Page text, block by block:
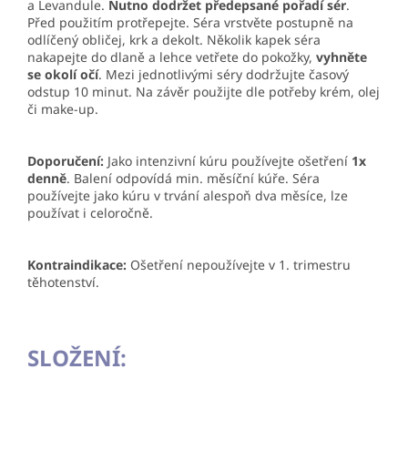
a Levandule. Nutno dodržet předepsané pořadí sér.
Před použitím protřepejte. Séra vrstvěte postupně na
odlíčený obličej, krk a dekolt. Několik kapek séra
nakapejte do dlaně a lehce vetřete do pokožky, vyhněte
se okolí očí. Mezi jednotlivými séry dodržujte časový
odstup 10 minut. Na závěr použijte dle potřeby krém, olej
či make-up.
Doporučení: Jako intenzivní kúru používejte ošetření 1x
denně. Balení odpovídá min. měsíční kúře. Séra
používejte jako kúru v trvání alespoň dva měsíce, lze
používat i celoročně.
Kontraindikace: Ošetření nepoužívejte v 1. trimestru
těhotenství.
SLOŽENÍ: